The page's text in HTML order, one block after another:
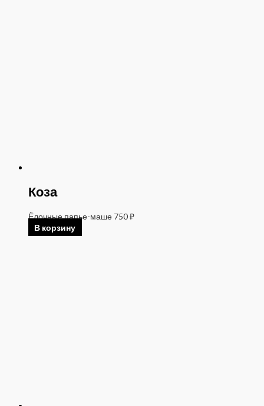
Коза
Ёлочные папье-маше 750₽
В корзину